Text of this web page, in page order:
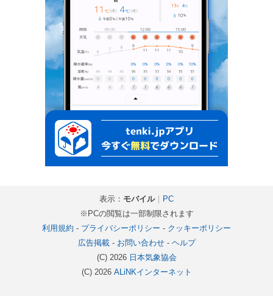
表示： モバイル｜ PC
※PCの閲覧は一部制限されます
利用規約 - プライバシーポリシー - クッキーポリシー
広告掲載- お問い合わせ- ヘルプ
(C) 2026 日本気象協会
(C) 2026 ALiNKインターネット